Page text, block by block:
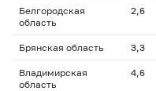
Белгородская
область
2,6
Брянская область 3,3
Владимирская
область
4,6